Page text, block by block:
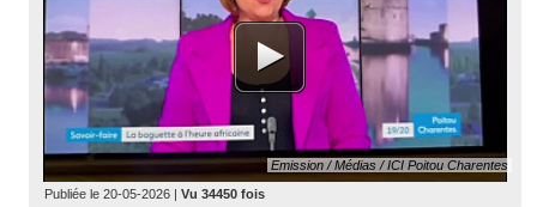
Emission / Médias / ICI Poitou Charentes
Publiée le 20-05-2026 | Vu 34450 fois